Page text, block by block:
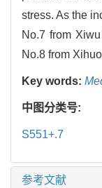
stress. As the
No.7 from
No.8 from
Key words:
中图分类号:
S551+.7
参考文献